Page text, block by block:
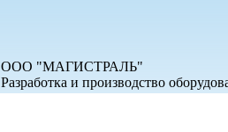
ООО "МАГИСТРАЛЬ"
Разработка и производство